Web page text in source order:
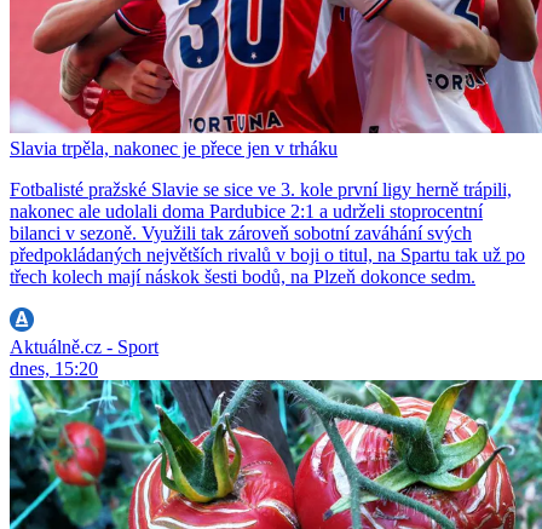
Slavia trpěla, nakonec je přece jen v trháku
Fotbalisté pražské Slavie se sice ve 3. kole první ligy herně trápili,
nakonec ale udolali doma Pardubice 2:1 a udrželi stoprocentní
bilanci v sezoně. Využili tak zároveň sobotní zaváhání svých
předpokládaných největších rivalů v boji o titul, na Spartu tak už po
třech kolech mají náskok šesti bodů, na Plzeň dokonce sedm.
Aktuálně.cz - Sport
dnes, 15:20